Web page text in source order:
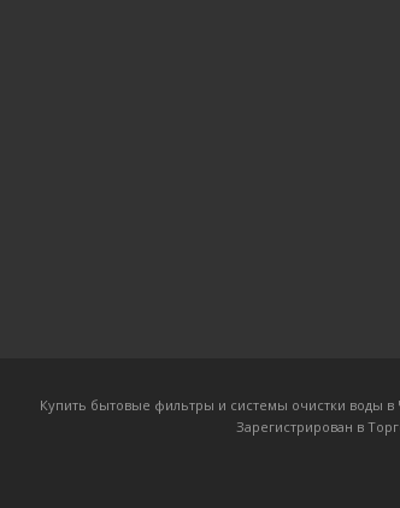
Купить бытовые фильтры и системы очистки воды в
Зарегистрирован в